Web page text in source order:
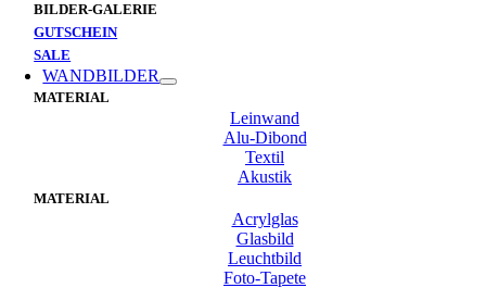
BILDER-GALERIE
GUTSCHEIN
SALE
WANDBILDER
MATERIAL
Leinwand
Alu-Dibond
Textil
Akustik
MATERIAL
Acrylglas
Glasbild
Leuchtbild
Foto-Tapete